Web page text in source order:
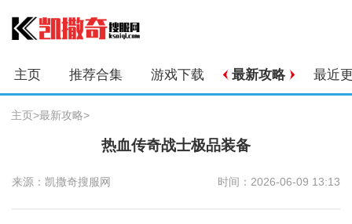
主页 推荐合集 游戏下载 最新攻略 最近
主页>最新攻略>
热血传奇战士极品装备
来源：凯撒奇搜服网 时间：2026-06-09 13:13